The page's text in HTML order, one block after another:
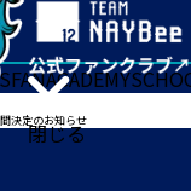
閉じる
FANACADEMY
決定のお知らせ